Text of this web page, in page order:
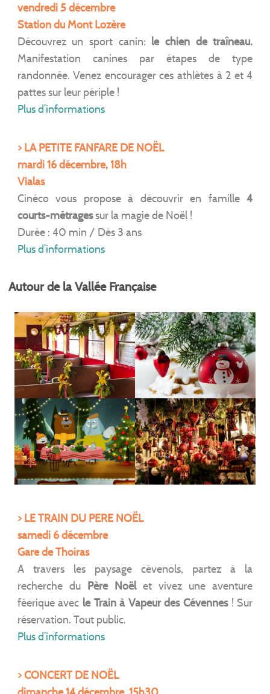
vendredi 5 décembre
Station du Mont Lozère
Découvrez un sport canin: le chien de traîneau.
Manifestation canines par étapes de type
randonnée. Venez encourager ces athlètes à 2 et 4
pattes sur leur périple !
Plus d’informations
> LA PETITE FANFARE DE NOËL
mardi 16 décembre, 18h
Vialas
Cinéco vous propose à découvrir en famille4
courts-métragessur la magie de Noël !
Durée : 40 min / Dès 3 ans
Plus d’informations
Autour de la Vallée Française
> LE TRAIN DU PERE NOËL
samedi 6 décembre
Gare de Thoiras
A travers les paysage cévenols, partez à la
recherche du Père Noëlet vivez une aventure
féerique avec le Train à Vapeur des Cévennes! Sur
réservation. Tout public.
Plus d’informations
> CONCERT DE NOËL